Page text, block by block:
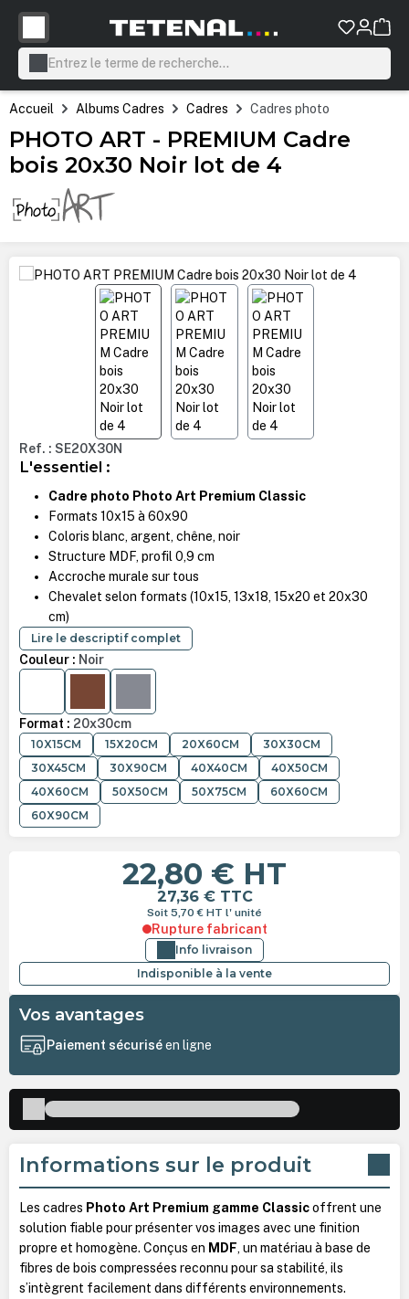
principal
Accueil Albums Cadres Cadres Cadres photo
PHOTO ART - PREMIUM Cadre
bois 20x30 Noir lot de 4
Ignorer la galerie d'images
Ref. : SE20X30N
L'essentiel :
Cadre photo Photo Art Premium Classic
Formats 10x15 à 60x90
Coloris blanc, argent, chêne, noir
Structure MDF, profil 0,9 cm
Accroche murale sur tous
Chevalet selon formats (10x15, 13x18, 15x20 et 20x30
cm)
Lire le descriptif complet
Couleur : Noir
Format : 20x30cm
10X15CM 15X20CM 20X60CM
30X30CM
30X45CM
30X90CM 40X40CM
40X50CM
40X60CM
50X50CM 50X75CM
60X60CM
60X90CM
22,80 € HT
27,36 € TTC
Soit 5,70 € HT l' unité
Rupture fabricant
Info livraison
Indisponible à la vente
Vos avantages
Paiement sécuriséen ligne
Informations sur le produit
Les cadres Photo Art Premium gamme Classicoffrent une
solution fiable pour présenter vos images avec une finition
propre et homogène. Conçus en MDF, un matériau à base de
fibres de bois compressées reconnu pour sa stabilité, ils
s’intègrent facilement dans différents environnements.